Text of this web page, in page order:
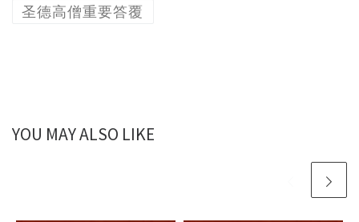
圣德高僧重要答覆
YOU MAY ALSO LIKE